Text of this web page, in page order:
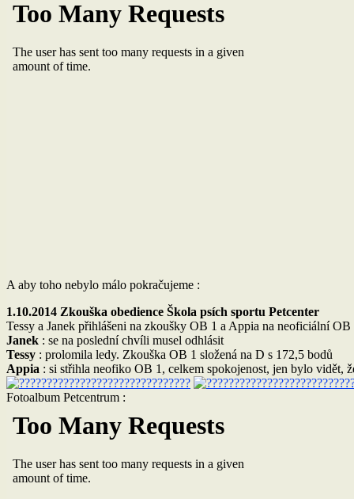
A aby toho nebylo málo pokračujeme :
1.10.2014 Zkouška obedience Škola psích sportu Petcenter
Tessy a Janek přihlášeni na zkoušky OB 1 a Appia na neoficiální OB
Janek : se na poslední chvíli musel odhlásit
Tessy : prolomila ledy. Zkouška OB 1 složená na D s 172,5 bodů
Appia : si střihla neofiko OB 1, celkem spokojenost, jen bylo vidět,
Fotoalbum Petcentrum :